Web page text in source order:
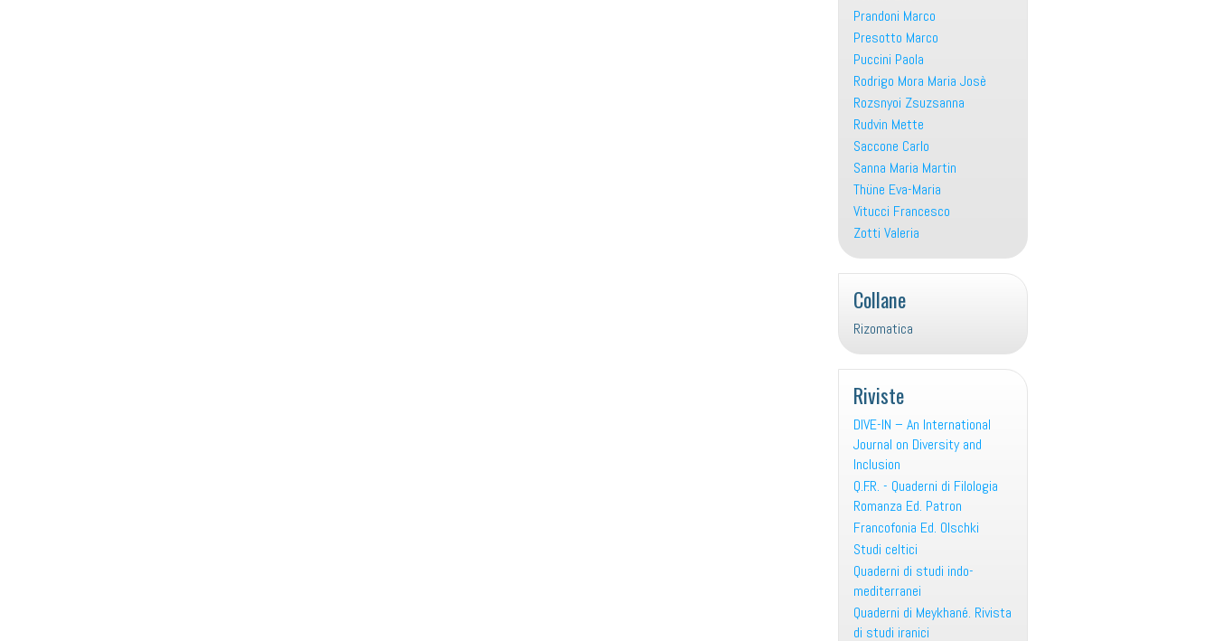
Prandoni Marco
Presotto Marco
Puccini Paola
Rodrigo Mora Maria Josè
Rozsnyoi Zsuzsanna
Rudvin Mette
Saccone Carlo
Sanna Maria Martin
Thüne Eva-Maria
Vitucci Francesco
Zotti Valeria
Collane
Rizomatica
Riviste
DIVE-IN – An International
Journal on Diversity and
Inclusion
Q.F.R. - Quaderni di Filologia
Romanza Ed. Patron
Francofonia Ed. Olschki
Studi celtici
Quaderni di studi indo-
mediterranei
Quaderni di Meykhané. Rivista
di studi iranici